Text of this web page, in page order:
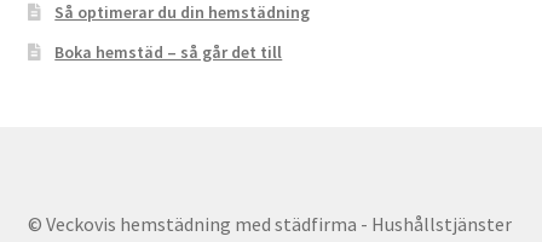
Så optimerar du din hemstädning
Boka hemstäd – så går det till
© Veckovis hemstädning med städfirma - Hushållstjänster